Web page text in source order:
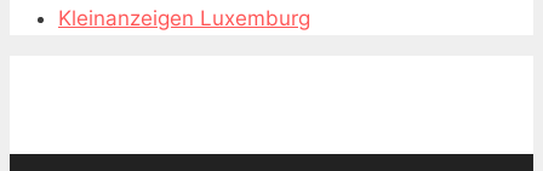
Kleinanzeigen Luxemburg